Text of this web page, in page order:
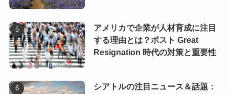
アメリカで企業が人材育成に注目
する理由とは？ポスト Great
Resignation 時代の対策と重要性
シアトルの注目ニュース＆話題：